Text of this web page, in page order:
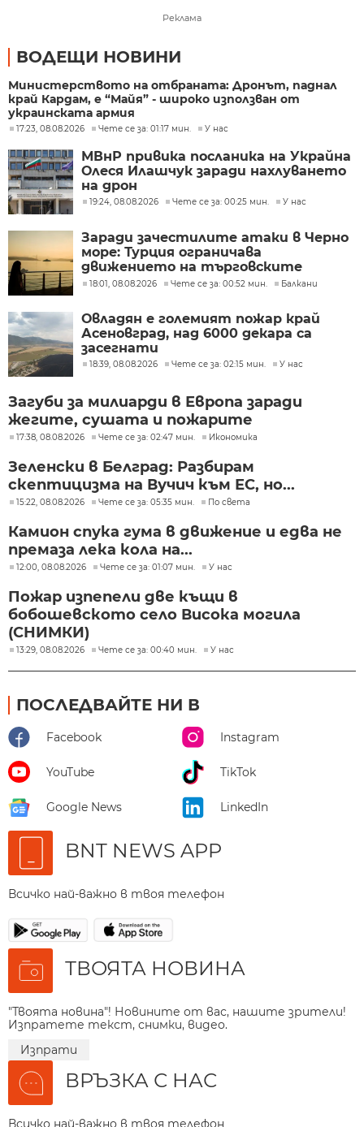
Реклама
ВОДЕЩИ НОВИНИ
Министерството на отбраната: Дронът, паднал
край Кардам, е “Майя” - широко използван от
украинската армия
17:23, 08.08.2026 Чете се за: 01:17 мин. У нас
МВнР привика посланика на Украйна
Олеся Илашчук заради нахлуването
на дрон
19:24, 08.08.2026 Чете се за: 00:25 мин. У нас
Заради зачестилите атаки в Черно
море: Турция ограничава
движението на търговските
кораби
18:01, 08.08.2026 Чете се за: 00:52 мин. Балкани
Овладян е големият пожар край
Асеновград, над 6000 декара са
засегнати
18:39, 08.08.2026 Чете се за: 02:15 мин. У нас
Загуби за милиарди в Европа заради
жегите, сушата и пожарите
17:38, 08.08.2026 Чете се за: 02:47 мин. Икономика
Зеленски в Белград: Разбирам
скептицизма на Вучич към ЕС, но...
15:22, 08.08.2026 Чете се за: 05:35 мин. По света
Камион спука гума в движение и едва не
премаза лека кола на...
12:00, 08.08.2026 Чете се за: 01:07 мин. У нас
Пожар изпепели две къщи в
бобошевското село Висока могила
(СНИМКИ)
13:29, 08.08.2026 Чете се за: 00:40 мин. У нас
ПОСЛЕДВАЙТЕ НИ В
Facebook Instagram
YouTube TikTok
Google News LinkedIn
BNT NEWS APP
Всичко най-важно в твоя телефон
ТВОЯТА НОВИНА
"Твоята новина"! Новините от вас, нашите зрители!
Изпратете текст, снимки, видео.
Изпрати
ВРЪЗКА С НАС
Всичко най-важно в твоя телефон